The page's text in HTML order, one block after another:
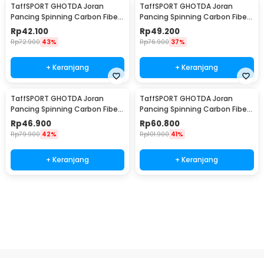
TaffSPORT GHOTDA Joran
Pancing Spinning Carbon Fiber
5-7 Section 2.1M - CF3000
Rp42.100
Rp72.900 43%
+ Keranjang
TaffSPORT GHOTDA Joran
Pancing Spinning Carbon Fiber
5-7 Section 2.4M - CF3000
Rp49.200
Rp76.900 37%
+ Keranjang
TaffSPORT GHOTDA Joran
Pancing Spinning Carbon Fiber
5-7 Section 2.7M - CF3000
Rp46.900
Rp79.900 42%
+ Keranjang
TaffSPORT GHOTDA Joran
Pancing Spinning Carbon Fiber
5-7 Section 3M - CF3000
Rp60.800
Rp101.900 41%
+ Keranjang